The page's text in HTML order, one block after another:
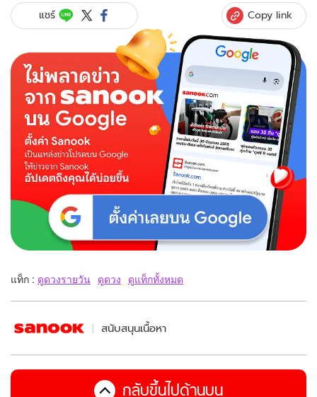
แชร์ Copy link
แท็ก : ดูดวงรายวัน ดูดวง ดูแท็กทั้งหมด
สนับสนุนเนื้อหา
กลับขึ้นไปด้านบน